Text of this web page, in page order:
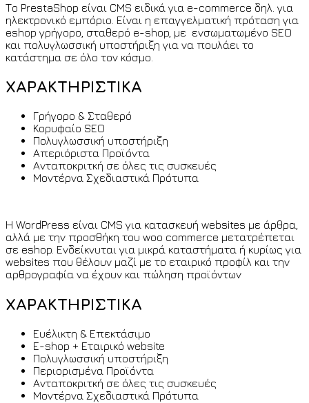
Το PrestaShop είναι CMS ειδικά για e-commerce δηλ. για
ηλεκτρονικό εμπόριο. Είναι η επαγγελματική πρόταση για
eshop γρήγορο, σταθερό e-shop, με ενσωματωμένο SEO
και πολυγλωσσική υποστήριξη για να πουλάει το
κατάστημα σε όλο τον κόσμο.
ΧΑΡΑΚΤΗΡΙΣΤΙΚΑ
Γρήγορο & Σταθερό
Κορυφαίο SEO
Πολυγλωσσική υποστήριξη
Απεριόριστα Προϊόντα
Ανταποκριτκή σε όλες τις συσκευές
Μοντέρνα Σχεδιαστικά Πρότυπα
H WordPress είναι CMS για κατασκευή websites με άρθρα,
αλλά με την προσθήκη του woo commerce μετατρέπεται
σε eshop. Ενδείκνυται για μικρά καταστήματα ή κυρίως για
websites που θέλουν μαζί με το εταιρικό προφίλ και την
αρθρογραφία να έχουν και πώληση προϊόντων
ΧΑΡΑΚΤΗΡΙΣΤΙΚΑ
Ευέλικτη & Επεκτάσιμο
Ε-shop + Εταιρικό website
Πολυγλωσσική υποστήριξη
Περιορισμένα Προϊόντα
Ανταποκριτκή σε όλες τις συσκευές
Μοντέρνα Σχεδιαστικά Πρότυπα